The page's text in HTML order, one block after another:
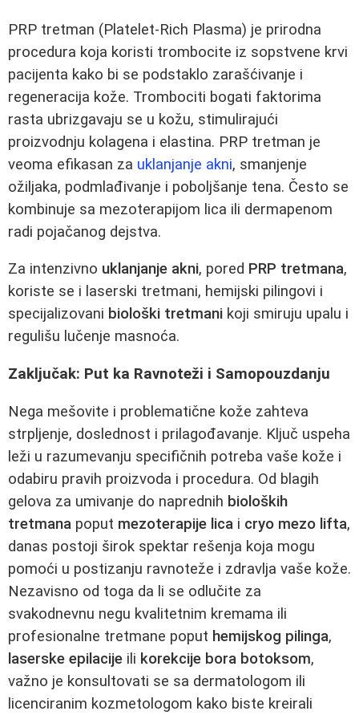
PRP tretman (Platelet-Rich Plasma) je prirodna
procedura koja koristi trombocite iz sopstvene krvi
pacijenta kako bi se podstaklo zarašćivanje i
regeneracija kože. Trombociti bogati faktorima
rasta ubrizgavaju se u kožu, stimulirajući
proizvodnju kolagena i elastina. PRP tretman je
veoma efikasan za uklanjanje akni, smanjenje
ožiljaka, podmlađivanje i poboljšanje tena. Često se
kombinuje sa mezoterapijom lica ili dermapenom
radi pojačanog dejstva.
Za intenzivno uklanjanje akni, pored PRP tretmana,
koriste se i laserski tretmani, hemijski pilingovi i
specijalizovani biološki tretmani koji smiruju upalu i
regulišu lučenje masnoća.
Zaključak: Put ka Ravnoteži i Samopouzdanju
Nega mešovite i problematične kože zahteva
strpljenje, doslednost i prilagođavanje. Ključ uspeha
leži u razumevanju specifičnih potreba vaše kože i
odabiru pravih proizvoda i procedura. Od blagih
gelova za umivanje do naprednih bioloških
tretmana poput mezoterapije lica i cryo mezo lifta,
danas postoji širok spektar rešenja koja mogu
pomoći u postizanju ravnoteže i zdravlja vaše kože.
Nezavisno od toga da li se odlučite za
svakodnevnu negu kvalitetnim kremama ili
profesionalne tretmane poput hemijskog pilinga,
laserske epilacije ili korekcije bora botoksom,
važno je konsultovati se sa dermatologom ili
licenciranim kozmetologom kako biste kreirali